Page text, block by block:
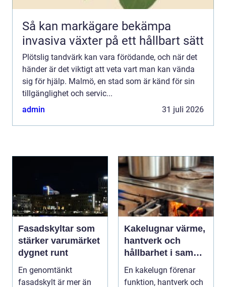
Så kan markägare bekämpa
invasiva växter på ett hållbart sätt
Plötslig tandvärk kan vara förödande, och när det
händer är det viktigt att veta vart man kan vända
sig för hjälp. Malmö, en stad som är känd för sin
tillgänglighet och servic...
admin
31 juli 2026
Fasadskyltar som
stärker varumärket
dygnet runt
En genomtänkt
fasadskylt är mer än
Kakelugnar värme,
hantverk och
hållbarhet i samma
eldstad
En kakelugn förenar
funktion, hantverk och